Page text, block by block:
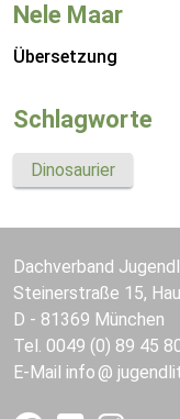
Nele Maar
Übersetzung
Schlagworte
Dinosaurier
Dachverband
Steinerstraße 15,
D - 81369 München
Tel. 0049 (0) 89 45
E-Mail info